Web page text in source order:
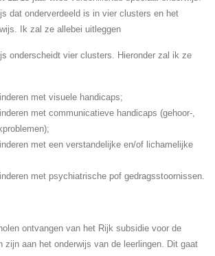
dat onderverdeeld is in vier clusters en het
Ik zal ze allebei uitleggen
onderscheidt vier clusters. Hieronder zal ik ze
met visuele handicaps;
met communicatieve handicaps (gehoor-,
met een verstandelijke en/of lichamelijke
met psychiatrische pof gedragsstoornissen.
ontvangen van het Rijk subsidie voor de
zijn aan het onderwijs van de leerlingen. Dit gaat